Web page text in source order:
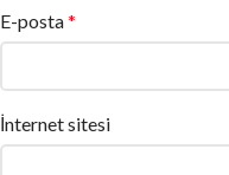
E-posta*
İnternet sitesi